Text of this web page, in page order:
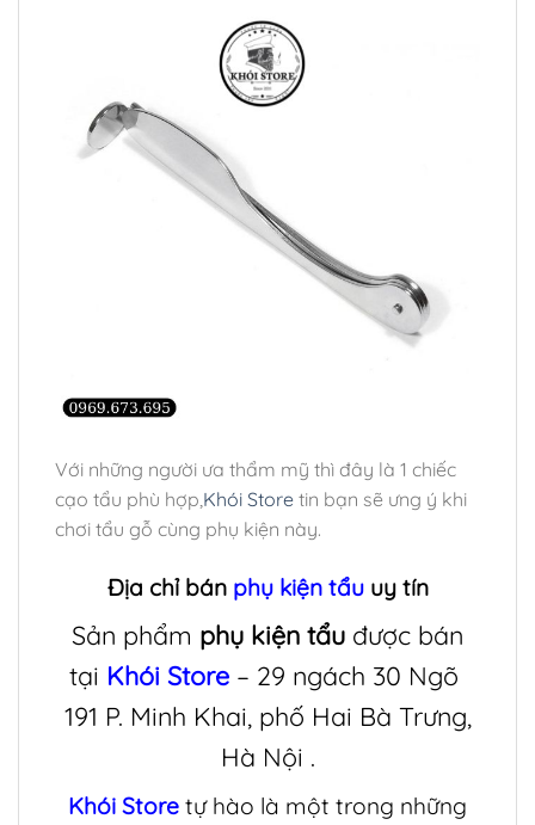
Với những người ưa thẩm mỹ thì đây là 1 chiếc
cạo tẩu phù hợp,Khói Store tin bạn sẽ ưng ý khi
chơi tẩu gỗ cùng phụ kiện này.
Địa chỉ bán phụ kiện tẩuuy tín
Sản phẩm phụ kiện tẩu được bán
tại Khói Store – 29 ngách 30 Ngõ
191 P. Minh Khai, phố Hai Bà Trưng,
Hà Nội .
Khói Store tự hào là một trong những